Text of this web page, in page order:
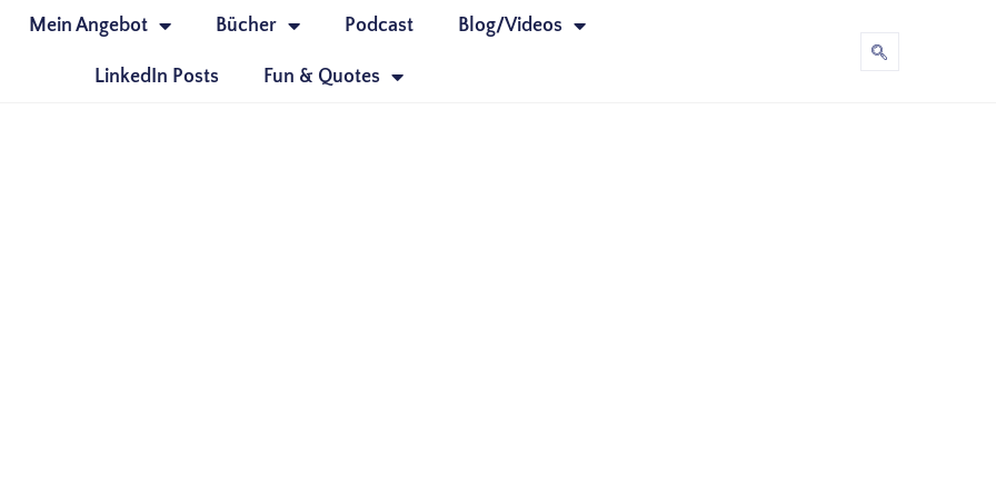
Mein Angebot Bücher Podcast Blog/Videos
LinkedIn Posts Fun & Quotes